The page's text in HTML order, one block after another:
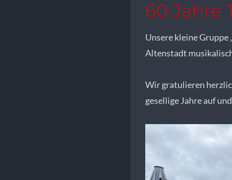
60 Jahre
Unsere kleine Gruppe
Altenstadt
Wir gratulieren
gesellige Jahre auf